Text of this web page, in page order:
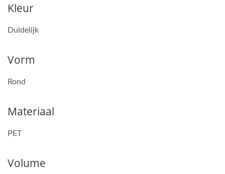
Kleur
Duidelijk
Vorm
Rond
Materiaal
PET
Volume